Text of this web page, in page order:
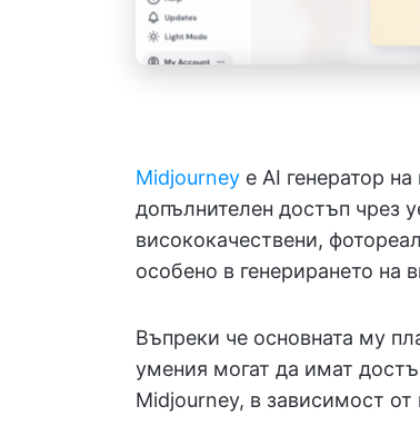
Midjourney е AI генератор
допълнителен достъп чрез
висококачествени,
особено в генерирането на
Въпреки че основната му
умения могат да имат
Midjourney, в зависимост от